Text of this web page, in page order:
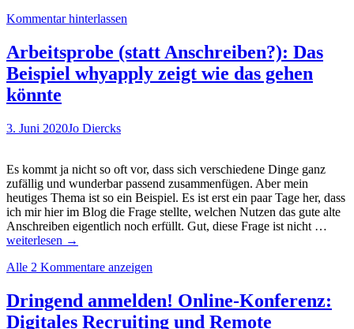
dass
Mobile
Recruiting
für
Kandidaten
das
aber
gar
nicht.
Oder
wie?
Kommentar hinterlassen
Arbeitsprobe (statt Anschreiben?): Das
Beispiel whyapply zeigt wie das gehen
könnte
3. Juni 2020Jo Diercks
Es kommt ja nicht so oft vor, dass sich verschiedene Dinge ganz
zufällig und wunderbar passend zusammenfügen. Aber mein
heutiges Thema ist so ein Beispiel. Es ist erst ein paar Tage her, dass
ich mir hier im Blog die Frage stellte, welchen Nutzen das gute alte
Anschreiben eigentlich noch erfüllt. Gut, diese Frage ist nicht …
zeigt
weiterlesen →
Alle 2 Kommentare anzeigen
Dringend anmelden! Online-Konferenz:
Digitales Recruiting und Remote